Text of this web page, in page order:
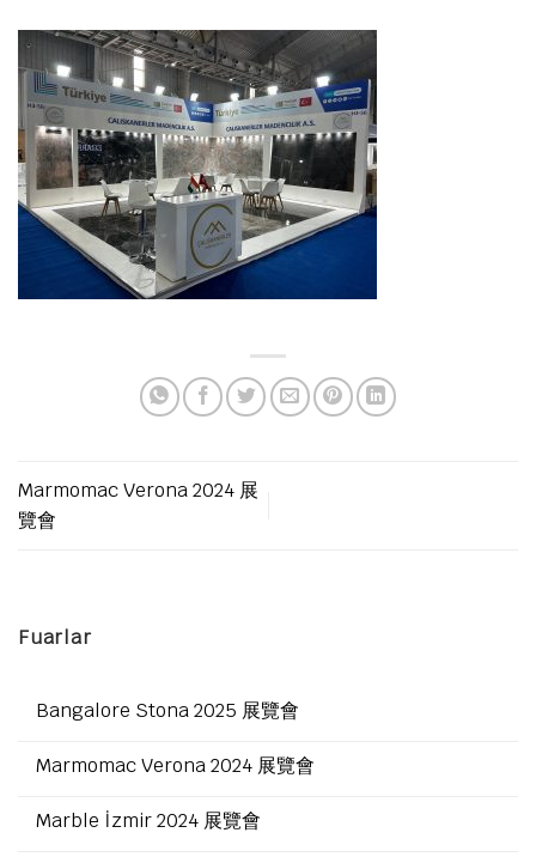
Fuarlar
Bangalore Stona 2025 展覽會
Marmomac Verona 2024 展覽會
Marble İzmir 2024 展覽會
Marmomac Verona 2024 展
覽會